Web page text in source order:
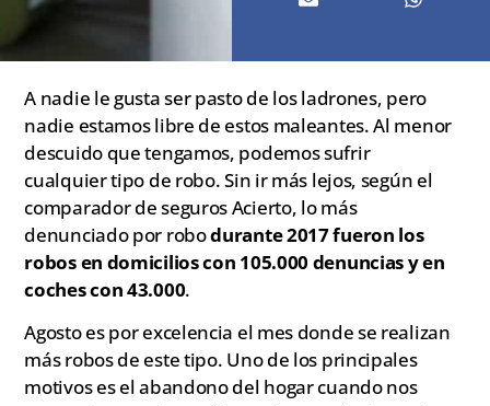
A nadie le gusta ser pasto de los ladrones, pero
nadie estamos libre de estos maleantes. Al menor
descuido que tengamos, podemos sufrir
cualquier tipo de robo. Sin ir más lejos, según el
comparador de seguros Acierto, lo más
denunciado por robodurante 2017 fueron los
robos en domicilios con 105.000 denuncias y en
coches con 43.000.
Agosto es por excelencia el mes donde se realizan
más robos de este tipo. Uno de los principales
motivos es el abandono del hogar cuando nos